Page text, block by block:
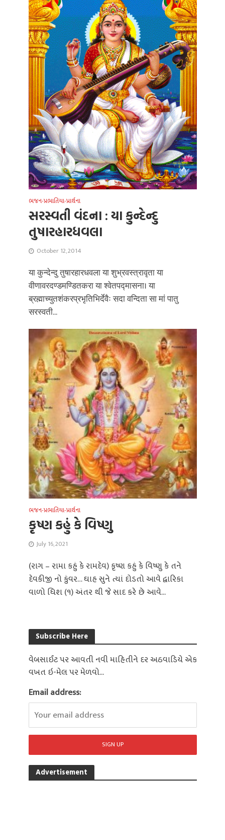
ભજન-પ્રભાતિયા-પ્રાર્થના
સરસ્વતી વંદના : યા કુન્દેન્દુ
તુષારહારધવલા
October 12, 2014
या कुन्देन्दु तुषारहारधवला या शुभ्रवस्त्रावृता या
वीणावरदण्डमण्डितकरा या श्वेतपद्मासना। या
ब्रह्माच्युतशंकरप्रभृतिभिर्देवैः सदा वन्दिता सा मां पातु
सरस्वती...
ભજન-પ્રભાતિયા-પ્રાર્થના
કૃષ્ણ કહું કે વિષ્ણુ
July 16, 2021
(રાગ – રામા કહું કે રામદેવ) કૃષ્ણ કહું કે વિષ્ણુ કે તને
દેવકીજી નો કુંવર… ઘાહ સુને ત્યાં દોડતો આવે દ્વારિકા
વાળો ધિશ (૧) અંતર થી જે સાદ કરે છે આવે...
Subscribe Here
વેબસાઈટ પર આવતી નવી માહિતીને દર અઠવાડિયે એક
વખત ઇ-મેલ પર મેળવો...
Email address:
Advertisement